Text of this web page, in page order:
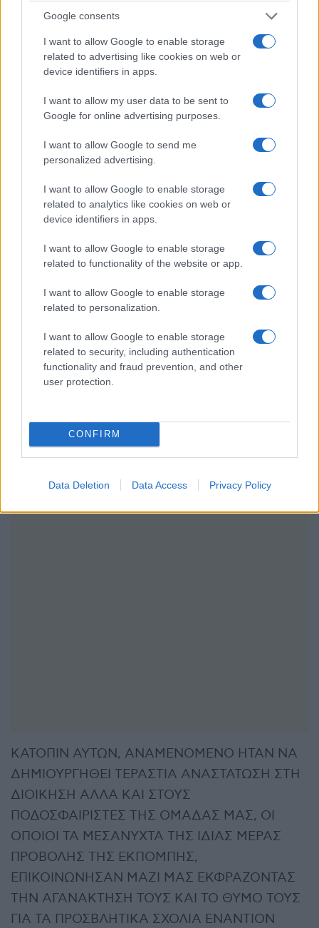
Google consents
I want to allow Google to enable storage
related to advertising like cookies on web or
device identifiers in apps.
I want to allow my user data to be sent to
Google for online advertising purposes.
I want to allow Google to send me
personalized advertising.
I want to allow Google to enable storage
related to analytics like cookies on web or
device identifiers in apps.
I want to allow Google to enable storage
related to functionality of the website or app.
I want to allow Google to enable storage
related to personalization.
I want to allow Google to enable storage
related to security, including authentication
functionality and fraud prevention, and other
user protection.
CONFIRM
Data Deletion Data Access Privacy Policy
ΚΑΤΟΠΙΝ ΑΥΤΩΝ, ΑΝΑΜΕΝΟΜΕΝΟ ΗΤΑΝ ΝΑ
ΔΗΜΙΟΥΡΓΗΘΕΙ ΤΕΡΑΣΤΙΑ ΑΝΑΣΤΑΤΩΣΗ ΣΤΗ
ΔΙΟΙΚΗΣΗ ΑΛΛΑ ΚΑΙ ΣΤΟΥΣ
ΠΟΔΟΣΦΑΙΡΙΣΤΕΣ ΤΗΣ ΟΜΑΔΑΣ ΜΑΣ, ΟΙ
ΟΠΟΙΟΙ ΤΑ ΜΕΣΑΝΥΧΤΑ ΤΗΣ ΙΔΙΑΣ ΜΕΡΑΣ
ΠΡΟΒΟΛΗΣ ΤΗΣ ΕΚΠΟΜΠΗΣ,
ΕΠΙΚΟΙΝΩΝΗΣΑΝ ΜΑΖΙ ΜΑΣ ΕΚΦΡΑΖΟΝΤΑΣ
ΤΗΝ ΑΓΑΝΑΚΤΗΣΗ ΤΟΥΣ ΚΑΙ ΤΟ ΘΥΜΟ ΤΟΥΣ
ΓΙΑ ΤΑ ΠΡΟΣΒΛΗΤΙΚΑ ΣΧΟΛΙΑ ΕΝΑΝΤΙΟΝ